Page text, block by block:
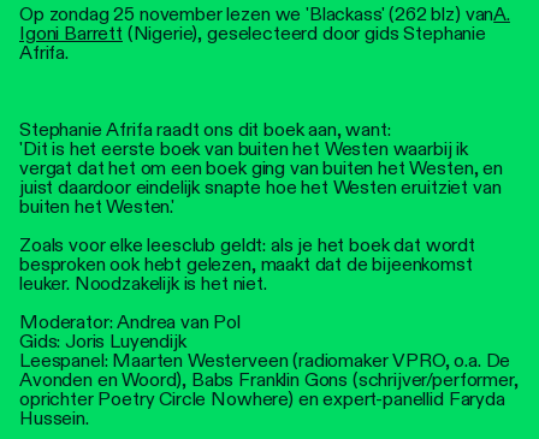
Op zondag 25 november lezen we 'Blackass' (262 blz) vanA.
Igoni Barrett (Nigerie), geselecteerd door gids Stephanie
Afrifa.
Stephanie Afrifa raadt ons dit boek aan, want:
'Dit is het eerste boek van buiten het Westen waarbij ik
vergat dat het om een boek ging van buiten het Westen, en
juist daardoor eindelijk snapte hoe het Westen eruitziet van
buiten het Westen.'
Zoals voor elke leesclub geldt: als je het boek dat wordt
besproken ook hebt gelezen, maakt dat de bijeenkomst
leuker. Noodzakelijk is het niet.
Moderator: Andrea van Pol
Gids: Joris Luyendijk
Leespanel: Maarten Westerveen (radiomaker VPRO, o.a. De
Avonden en Woord), Babs Franklin Gons (schrijver/performer,
oprichter Poetry Circle Nowhere) en expert-panellid Faryda
Hussein.